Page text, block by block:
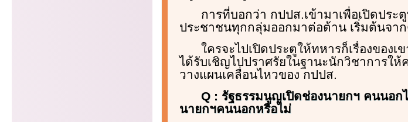
การที่บอกว่า กปปส.เข้ามาเพื่อเปิดปร
ประชาชนทุกกลุ่มออกมาต่อต้าน เริ่มต้นจา
ใครจะไปเปิดประตูให้ทหารก็เรื่องของ
ได้รับเชิญไปปราศรัยในฐานะนักวิชาการให้
วางแผนเคลื่อนไหวของ กปปส.
Q : รัฐธรรมนูญเปิดช่องนายกฯ คนนอ
นายกฯคนนอกหรือไม่